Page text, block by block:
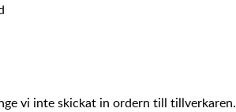
vi inte skickat in ordern till tillverkaren.